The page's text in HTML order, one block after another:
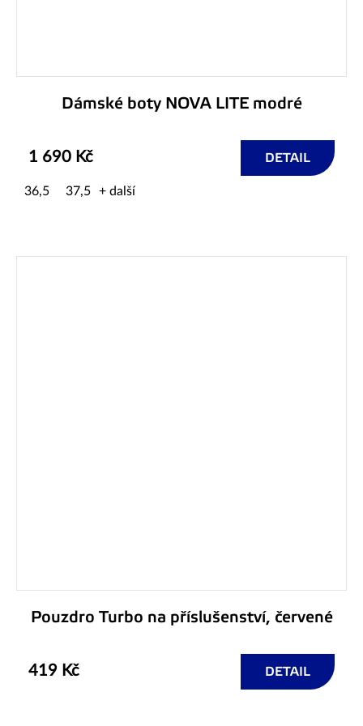
Dámské boty NOVA LITE modré
1 690 Kč DETAIL
36,5 37,5 + další
Pouzdro Turbo na příslušenství, červené
419 Kč DETAIL